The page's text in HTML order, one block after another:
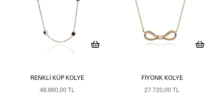
RENKLI KÜP KOLYE
48.860,00 TL
FIYONK KOLYE
27.720,00 TL